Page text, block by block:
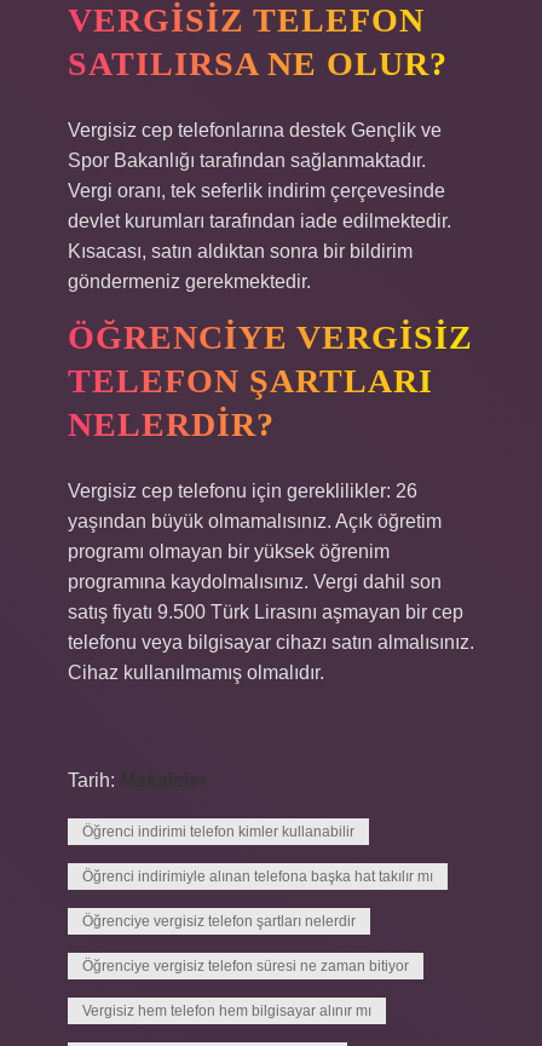
VERGISIZ TELEFON
SATILIRSA NE OLUR?
Vergisiz cep telefonlarına destek Gençlik ve
Spor Bakanlığı tarafından sağlanmaktadır.
Vergi oranı, tek seferlik indirim çerçevesinde
devlet kurumları tarafından iade edilmektedir.
Kısacası, satın aldıktan sonra bir bildirim
göndermeniz gerekmektedir.
ÖĞRENCIYE VERGISIZ
TELEFON ŞARTLARI
NELERDIR?
Vergisiz cep telefonu için gereklilikler: 26
yaşından büyük olmamalısınız. Açık öğretim
programı olmayan bir yüksek öğrenim
programına kaydolmalısınız. Vergi dahil son
satış fiyatı 9.500 Türk Lirasını aşmayan bir cep
telefonu veya bilgisayar cihazı satın almalısınız.
Cihaz kullanılmamış olmalıdır.
Tarih:
Öğrenci indirimi telefon kimler kullanabilir
Öğrenci indirimiyle alınan telefona başka hat takılır mı
Öğrenciye vergisiz telefon şartları nelerdir
Öğrenciye vergisiz telefon süresi ne zaman bitiyor
Vergisiz hem telefon hem bilgisayar alınır mı